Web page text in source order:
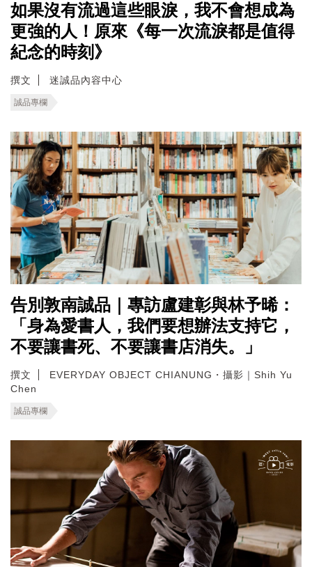
如果沒有流過這些眼淚，我不會想成為
更強的人！原來《每一次流淚都是值得
紀念的時刻》
撰文 迷誠品內容中心
誠品專欄
告別敦南誠品｜專訪盧建彰與林予晞：
「身為愛書人，我們要想辦法支持它，
不要讓書死、不要讓書店消失。」
撰文
EVERYDAY OBJECT CHIANUNG・攝影｜Shih Yu
Chen
誠品專欄